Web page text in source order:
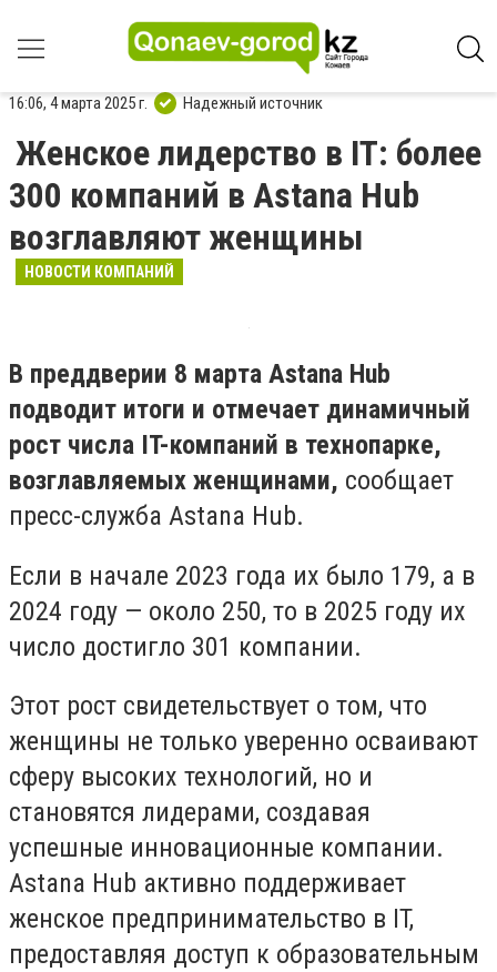
16:06, 4 марта 2025 г. Надежный источник
Женское лидерство в IT: более
300 компаний в Astana Hub
возглавляют женщины
НОВОСТИ КОМПАНИЙ
В преддверии 8 марта Astana Hub
подводит итоги и отмечает динамичный
рост числа IT-компаний в технопарке,
возглавляемых женщинами, сообщает
пресс-служба Astana Hub.
Если в начале 2023 года их было 179, а в
2024 году — около 250, то в 2025 году их
число достигло 301 компании.
Этот рост свидетельствует о том, что
женщины не только уверенно осваивают
сферу высоких технологий, но и
становятся лидерами, создавая
успешные инновационные компании.
Astana Hub активно поддерживает
женское предпринимательство в IT,
предоставляя доступ к образовательным